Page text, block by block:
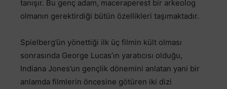
tanışır. Bu genç adam, maceraperest bir arkeolog
olmanın gerektirdiği bütün özellikleri taşımaktadır.
Spielberg’ün yönettiği ilk üç filmin kült olması
sonrasında George Lucas’ın yaratıcısı olduğu,
Indiana Jones’un gençlik dönemini anlatan yani bir
anlamda filmlerin öncesine götüren iki dizi